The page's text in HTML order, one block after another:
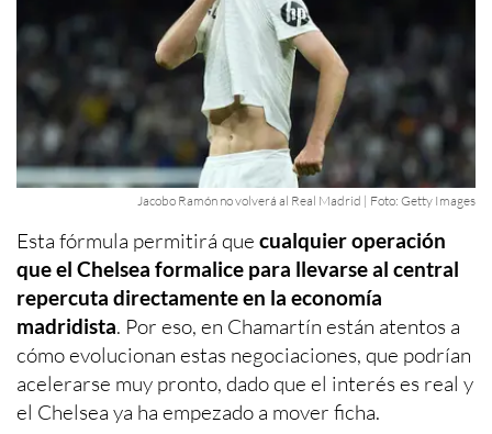
Jacobo Ramón no volverá al Real Madrid | Foto: Getty Images
Esta fórmula permitirá que cualquier operación
que el Chelsea formalice para llevarse al central
repercuta directamente en la economía
madridista. Por eso, en Chamartín están atentos a
cómo evolucionan estas negociaciones, que podrían
acelerarse muy pronto, dado que el interés es real y
el Chelsea ya ha empezado a mover ficha.